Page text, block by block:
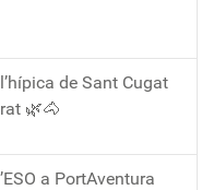
de Sant Cugat
🌿🐴
a PortAventura